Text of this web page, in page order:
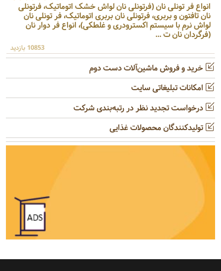
انواع فر تونلی نان (فرتونلی نان لواش خشک اتوماتیک، فرتونلی
نان تافتون و بربری، فرتونلی نان بربری اتوماتیک، فر تونلی نان
لواش نرم با سیستم اکسترودری و غلطکی)، انواع فر دوار نان
(فرگردان نان ت ...
10853 بازدید
خرید و فروش ماشین‌آلات دست دوم
امکانات تبلیغاتی سایت
درخواست تجدید نظر در رتبه‌بندی شرکت
تولیدکنندگان محصولات غذایی